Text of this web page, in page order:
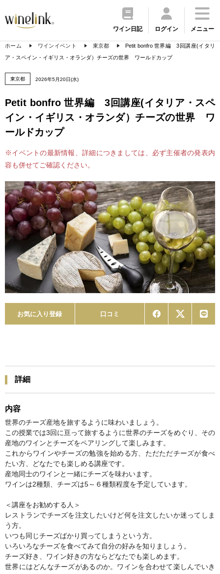
ワイン日記 ログイン メニュー
ホーム ワインイベント 東京都
Petit bonfro 世界編 3回講座(イタリ
ア・スペイン・イギリス・オランダ）チーズの世界 ワールドカップ
東京都 2026年5月20日(水)
Petit bonfro 世界編 3回講座(イタリア・スペ
イン・イギリス・オランダ）チーズの世界 ワ
ールドカップ
※イベントの最新情報、詳細につきましては、必ず主催者の発表内
容も併せてご確認ください。
お気に入り登録 口コミ
詳細
内容
世界のチーズ産地を旅するように味わいましょう。
この授業では3回に亘って旅するように世界のチーズをめぐり、その
産地のワインとチーズをペアリングして楽しみます。
これからワインやチーズの勉強を始める方、ただただチーズが食べ
たい方、どなたでも楽しめる講座です。
産地同士のワインと一緒にチーズを味わいます。
ワインは2種類、チーズは5～６種類程度を予定しています。
＜講座をお勧めする人＞
レストランでチーズを注文したいけど何を注文したいか迷ってしま
う方。
いつも同じチーズばかり買ってしまうという方。
いろいろなチーズを食べてみて自分の好みを知りましょう。
チーズ好き、ワイン好きの方ならどなたでも楽しめます。
世界にはどんなチーズがあるのか。ワインを合わせて楽しんでいき